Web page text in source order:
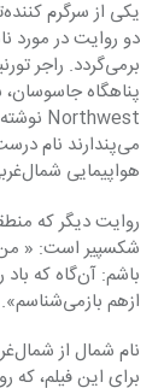
دو روایت در مورد
برمی‌گردد.
هواپیمایی شمال‌غربی است!
روایت دیگر که
ازهم بازمی‌شناسم».